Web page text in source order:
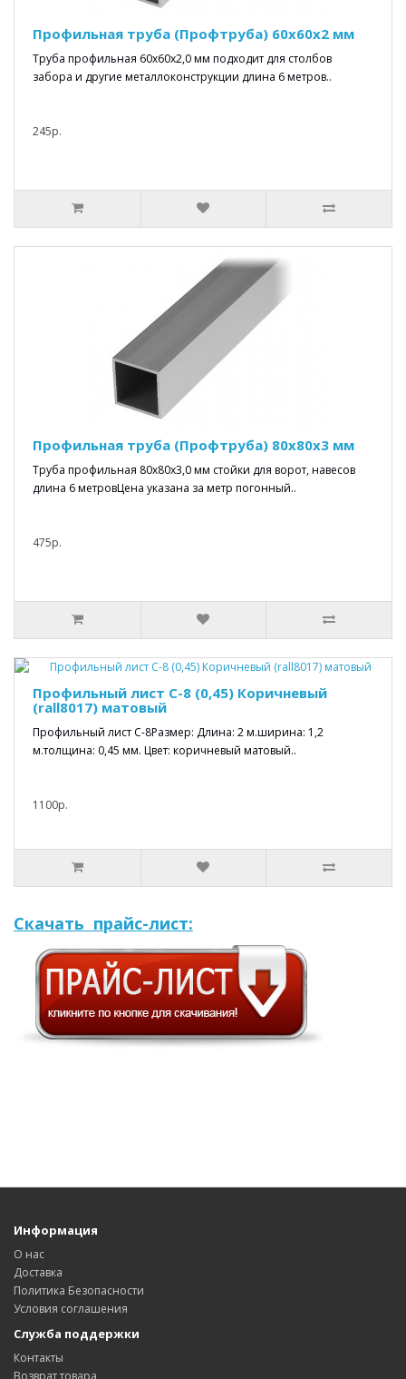
Профильная труба (Профтруба) 60x60x2 мм
Труба профильная 60x60x2,0 мм подходит для столбов
забора и другие металлоконструкции длина 6 метров..
245р.
Профильная труба (Профтруба) 80x80x3 мм
Труба профильная 80x80x3,0 мм стойки для ворот, навесов
длина 6 метровЦена указана за метр погонный..
475р.
Профильный лист С-8 (0,45) Коричневый
(rall8017) матовый
Профильный лист С-8Размер: Длина: 2 м.ширина: 1,2
м.толщина: 0,45 мм. Цвет: коричневый матовый..
1100р.
Скачать прайс-лист:
Информация
О нас
Доставка
Политика Безопасности
Условия соглашения
Служба поддержки
Контакты
Возврат товара